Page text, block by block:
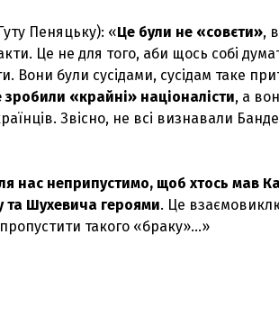
Пеняцьку): «Це були не «совєти»,
Це не для того, аби щось собі
Вони були сусідами, сусідам таке
зробили «крайні» націоналісти, а
Звісно, не всі визнавали
нас неприпустимо, щоб хтось мав
та Шухевича героями. Це
такого «браку»…»